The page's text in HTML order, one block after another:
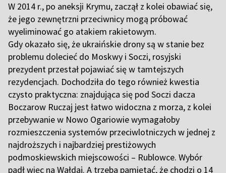
W 2014 r., po aneksji Krymu, zaczął z kolei obawiać się,
że jego zewnętrzni przeciwnicy mogą próbować
wyeliminować go atakiem rakietowym.
Gdy okazało się, że ukraińskie drony są w stanie bez
problemu dolecieć do Moskwy i Soczi, rosyjski
prezydent przestał pojawiać się w tamtejszych
rezydencjach. Dochodziła do tego również kwestia
czysto praktyczna: znajdująca się pod Soczi dacza
Boczarow Ruczaj jest łatwo widoczna z morza, z kolei
przebywanie w Nowo Ogariowie wymagałoby
rozmieszczenia systemów przeciwlotniczych w jednej z
najdroższych i najbardziej prestiżowych
podmoskiewskich miejscowości – Rublowce. Wybór
padł więc na Wałdaj. A trzeba pamiętać, że chodzi o 14